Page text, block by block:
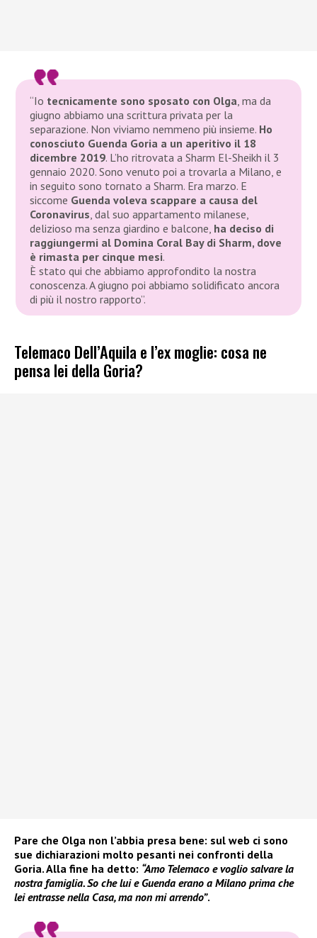
“Io tecnicamente sono sposato con Olga , ma da
giugno abbiamo una scrittura privata per la
separazione. Non viviamo nemmeno più insieme. Ho
conosciuto Guenda Goria a un aperitivo il 18
dicembre 2019. L’ho ritrovata a Sharm El-Sheikh il 3
gennaio 2020. Sono venuto poi a trovarla a Milano, e
in seguito sono tornato a Sharm. Era marzo. E
siccome Guenda voleva scappare a causa del
Coronavirus , dal suo appartamento milanese,
delizioso ma senza giardino e balcone, ha deciso di
raggiungermi al Domina Coral Bay di Sharm, dove
è rimasta per cinque mesi.
È stato qui che abbiamo approfondito la nostra
conoscenza. A giugno poi abbiamo solidificato ancora
di più il nostro rapporto”.
Telemaco Dell’Aquila e l’ex moglie: cosa ne
pensa lei della Goria?
Pare che Olga non l’abbia presa bene: sul web ci sono
sue dichiarazioni molto pesanti nei confronti della
Goria. Alla fine ha detto: “Amo Telemaco e voglio salvare la
nostra famiglia. So che lui e Guenda erano a Milano prima che
lei entrasse nella Casa, ma non mi arrendo”.